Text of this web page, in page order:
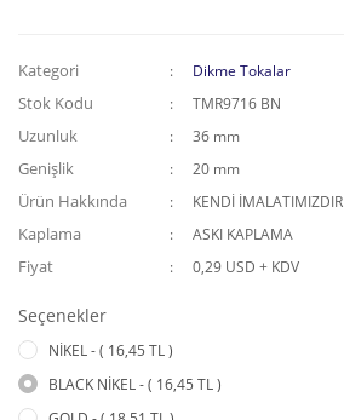
Kategori Dikme Tokalar
Stok Kodu TMR9716 BN
Uzunluk 36 mm
Genişlik 20 mm
Ürün Hakkında KENDİ İMALATIMIZDIR
Kaplama ASKI KAPLAMA
Fiyat 0,29 USD + KDV
Seçenekler
NİKEL - ( 16,45 TL )
BLACK NİKEL - ( 16,45 TL )